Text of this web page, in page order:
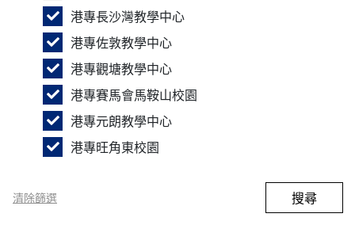
港專長沙灣教學中心
港專佐敦教學中心
港專觀塘教學中心
港專賽馬會馬鞍山校園
港專元朗教學中心
港專旺角東校園
清除篩選 搜尋